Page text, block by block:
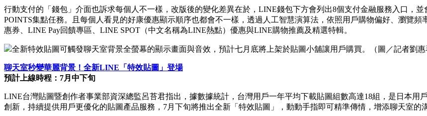
行動支付的「錢包」介面也訴求每個人不一樣，改版後的變化差異在於，LINE錢包下方會列出8個支付金融服務入口，
POINTS集點任務。且每個人看見的好康優惠顯示順序也都會不一樣，透過人工智慧演算法，依照用戶購物偏好、瀏覽
惠券、LINE Pay回饋專區、LINE SPOT（中文名稱為LINE熱點）優惠與LINE購物推薦及精選特輯。
全新特效貼圖可觸發聊天室背景全螢幕的顯示畫面與音效，預計七月底將上架於貼圖小舖讓用戶購買。（圖／記者劉惠
聊天室秒變華麗背景！全新LINE「特效貼圖」登場
預計上線時程：7月中下旬
LINE台灣貼圖暨創作者事業部資深總監呂苔君指出，據數據統計，台灣用戶一年平均下載貼圖組數高達18組，是日本
創新，持續提供用戶更優化的貼圖產品服務，7月下旬將推出全新「特效貼圖」，動動手指即可精準傳情，增添聊天室的